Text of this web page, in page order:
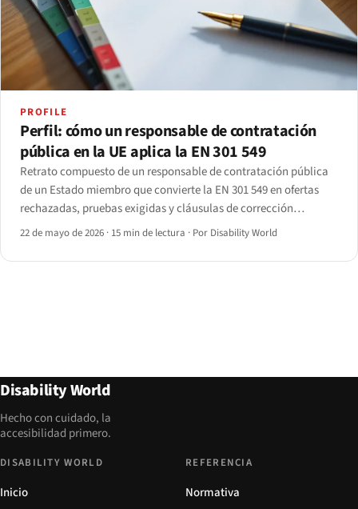
PROFILE
Perfil: cómo un responsable de contratación
pública en la UE aplica la EN 301 549
Retrato compuesto de un responsable de contratación pública
de un Estado miembro que convierte la EN 301 549 en ofertas
rechazadas, pruebas exigidas y cláusulas de corrección
poscontrato. Elaborado a partir de entrevistas con siete
22 de mayo de 2026 · 15 min de lectura · Por Disability World
Disability World
Hecho con cuidado, la
accesibilidad primero.
DISABILITY WORLD
Inicio
REFERENCIA
Normativa